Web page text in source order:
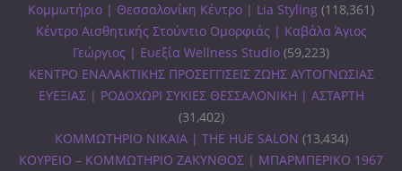
Κομμωτήριο | Θεσσαλονίκη Κέντρο | Lia Styling (118,361)
Κέντρο Αισθητικής Στούντιο Ομορφιάς | Καβάλα Άγιος
Γεώργιος | Ευεξία Wellness Studio (59,223)
ΚΕΝΤΡΟ ΕΝΑΛΑΚΤΙΚΗΣ ΠΡΟΣΕΓΓΙΣΕΙΣ ΖΩΗΣ ΑΥΤΟΓΝΩΣΙΑΣ
ΕΥΕΞΙΑΣ | ΡΟΔΟΧΩΡΙ ΣΥΚΙΕΣ ΘΕΣΣΑΛΟΝΙΚΗ | ΑΣΤΑΡΤΗ
(31,402)
ΚΟΜΜΩΤΗΡΙΟ ΝΙΚΑΙΑ | THE HUE SALON (13,434)
ΚΟΥΡΕΙΟ – ΚΟΜΜΩΤΗΡΙΟ ΖΑΚΥΝΘΟΣ | ΜΠΑΡΜΠΕΡΙΚΟ 1967